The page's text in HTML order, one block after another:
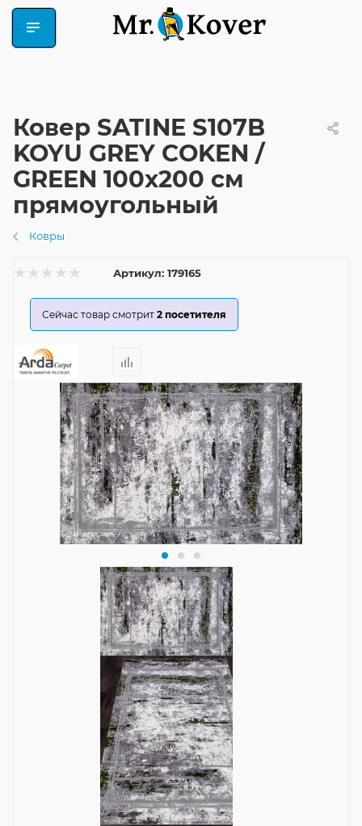
Ковер SATINE S107B
KOYU GREY COKEN /
GREEN 100x200 см
прямоугольный
Ковры
Артикул: 179165
Сейчас товар смотрит 2 посетителя